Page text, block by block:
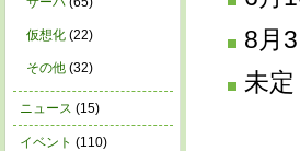
8月
未定
仮想化 (22)
その他 (32)
ニュース (15)
イベント (110)